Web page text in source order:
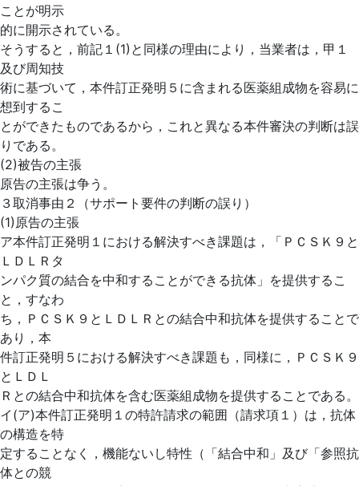
ことが明示
的に開示されている。
そうすると，前記１(1)と同様の理由により，当業者は，甲１
及び周知技
術に基づいて，本件訂正発明５に含まれる医薬組成物を容易に
想到するこ
とができたものであるから，これと異なる本件審決の判断は誤
りである。
(2)被告の主張
原告の主張は争う。
３取消事由２（サポート要件の判断の誤り）
(1)原告の主張
ア本件訂正発明１における解決すべき課題は，「ＰＣＳＫ９と
ＬＤＬＲタ
ンパク質の結合を中和することができる抗体」を提供するこ
と，すなわ
ち，ＰＣＳＫ９とＬＤＬＲとの結合中和抗体を提供することで
あり，本
件訂正発明５における解決すべき課題も，同様に，ＰＣＳＫ９
とＬＤＬ
Ｒとの結合中和抗体を含む医薬組成物を提供することである。
イ(ア)本件訂正発明１の特許請求の範囲（請求項１）は，抗体
の構造を特
定することなく，機能ないし特性（「結合中和」及び「参照抗
体との競